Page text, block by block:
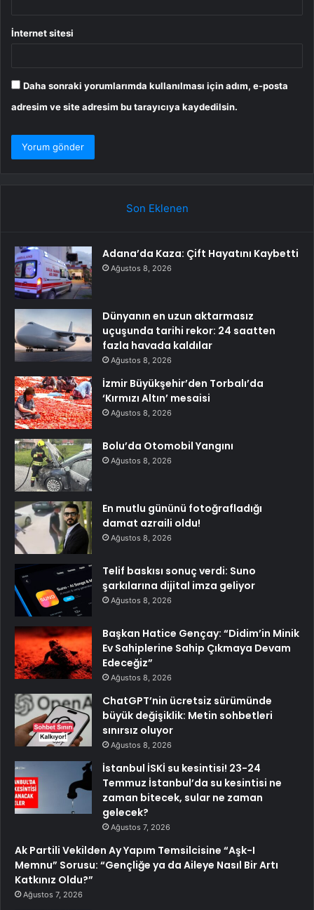
İnternet sitesi
Daha sonraki yorumlarımda kullanılması için adım, e-posta
adresim ve site adresim bu tarayıcıya kaydedilsin.
Son Eklenen
Adana’da Kaza: Çift Hayatını Kaybetti
Ağustos 8, 2026
Dünyanın en uzun aktarmasız
uçuşunda tarihi rekor: 24 saatten
fazla havada kaldılar
Ağustos 8, 2026
İzmir Büyükşehir’den Torbalı’da
‘Kırmızı Altın’ mesaisi
Ağustos 8, 2026
Bolu’da Otomobil Yangını
Ağustos 8, 2026
En mutlu gününü fotoğrafladığı
damat azraili oldu!
Ağustos 8, 2026
Telif baskısı sonuç verdi: Suno
şarkılarına dijital imza geliyor
Ağustos 8, 2026
Başkan Hatice Gençay: “Didim’in Minik
Ev Sahiplerine Sahip Çıkmaya Devam
Edeceğiz”
Ağustos 8, 2026
ChatGPT’nin ücretsiz sürümünde
büyük değişiklik: Metin sohbetleri
sınırsız oluyor
Ağustos 8, 2026
İstanbul İSKİ su kesintisi! 23-24
Temmuz İstanbul’da su kesintisi ne
zaman bitecek, sular ne zaman
gelecek?
Ağustos 7, 2026
Ak Partili Vekilden Ay Yapım Temsilcisine “Aşk-I
Memnu” Sorusu: “Gençliğe ya da Aileye Nasıl Bir Artı
Katkınız Oldu?”
Ağustos 7, 2026